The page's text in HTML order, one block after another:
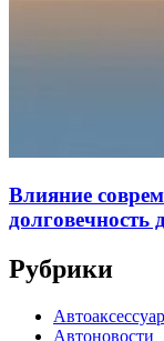
Влияние
долговечность
Рубрики
Автоновости